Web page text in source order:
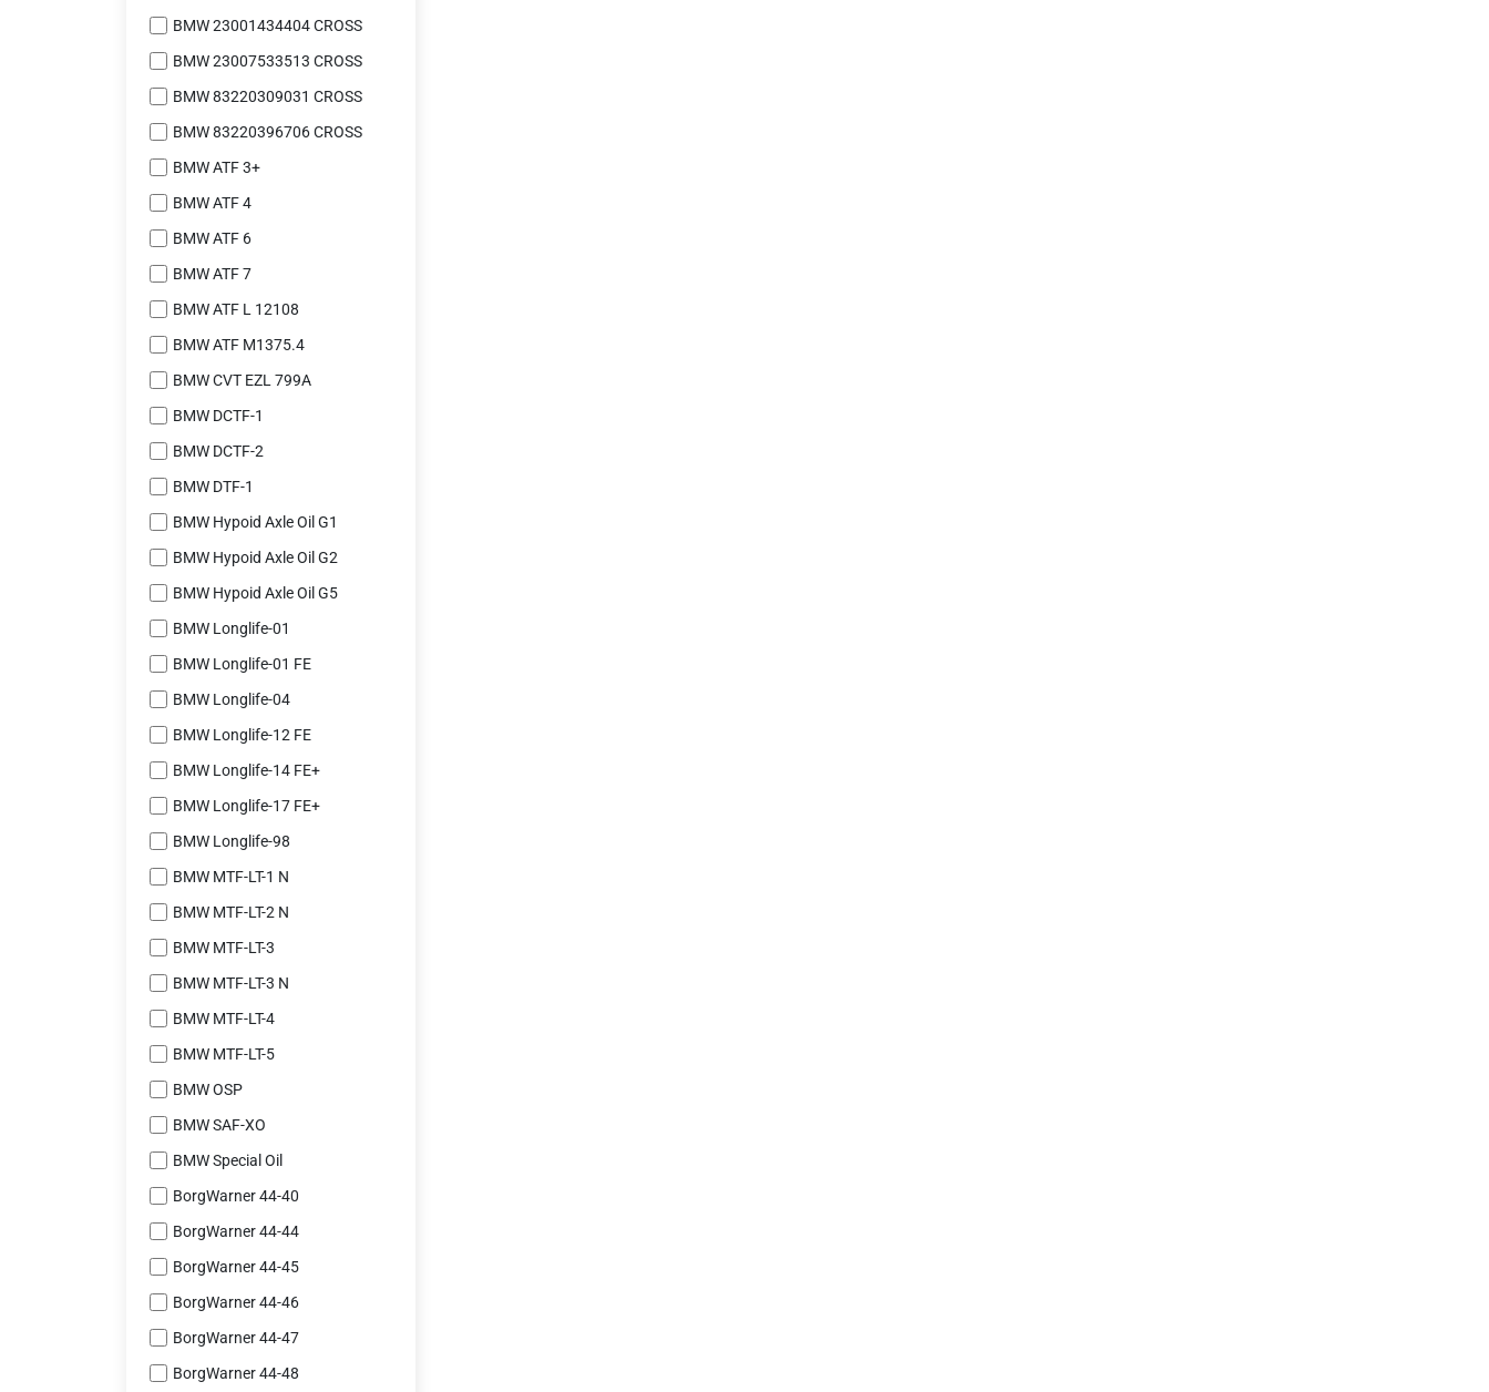
BMW 23001434404 CROSS
BMW 23007533513 CROSS
BMW 83220309031 CROSS
BMW 83220396706 CROSS
BMW ATF 3+
BMW ATF 4
BMW ATF 6
BMW ATF 7
BMW ATF L 12108
BMW ATF M1375.4
BMW CVT EZL 799A
BMW DCTF-1
BMW DCTF-2
BMW DTF-1
BMW Hypoid Axle Oil G1
BMW Hypoid Axle Oil G2
BMW Hypoid Axle Oil G5
BMW Longlife-01
BMW Longlife-01 FE
BMW Longlife-04
BMW Longlife-12 FE
BMW Longlife-14 FE+
BMW Longlife-17 FE+
BMW Longlife-98
BMW MTF-LT-1 N
BMW MTF-LT-2 N
BMW MTF-LT-3
BMW MTF-LT-3 N
BMW MTF-LT-4
BMW MTF-LT-5
BMW OSP
BMW SAF-XO
BMW Special Oil
BorgWarner 44-40
BorgWarner 44-44
BorgWarner 44-45
BorgWarner 44-46
BorgWarner 44-47
BorgWarner 44-48